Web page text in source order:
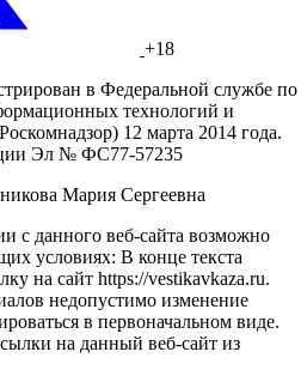
+18
в Федеральной службе по
технологий и
12 марта 2014 года.
Эл № ФС77-57235
Мария Сергеевна
с данного веб-сайта возможно
условиях: В конце текста
на сайт https://vestikavkaza.ru.
недопустимо изменение
в первоначальном виде.
на данный веб-сайт из